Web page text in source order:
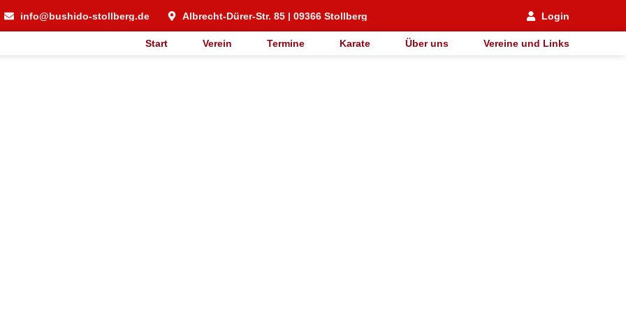
info@bushido-stollberg.de Albrecht-Dürer-Str. 85 | 09366 Stollberg Login
Start Verein Termine Karate Über uns Vereine und Links